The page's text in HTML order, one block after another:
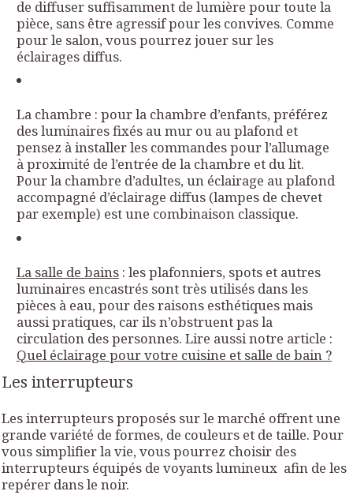
de diffuser suffisamment de lumière pour toute la
pièce, sans être agressif pour les convives. Comme
pour le salon, vous pourrez jouer sur les
éclairages diffus.
La chambre : pour la chambre d’enfants, préférez
des luminaires fixés au mur ou au plafond et
pensez à installer les commandes pour l’allumage
à proximité de l’entrée de la chambre et du lit.
Pour la chambre d’adultes, un éclairage au plafond
accompagné d’éclairage diffus (lampes de chevet
par exemple) est une combinaison classique.
La salle de bains: les plafonniers, spots et autres
luminaires encastrés sont très utilisés dans les
pièces à eau, pour des raisons esthétiques mais
aussi pratiques, car ils n’obstruent pas la
circulation des personnes. Lire aussi notre article :
Quel éclairage pour votre cuisine et salle de bain ?
Les interrupteurs
Les interrupteurs proposés sur le marché offrent une
grande variété de formes, de couleurs et de taille. Pour
vous simplifier la vie, vous pourrez choisir des
interrupteurs équipés de voyants lumineux afin de les
repérer dans le noir.